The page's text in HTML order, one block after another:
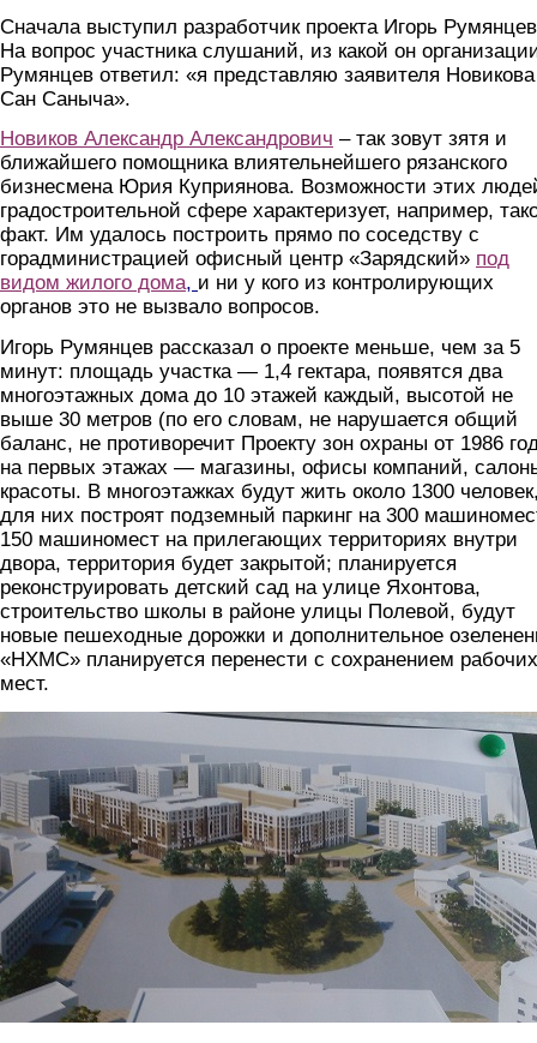
Сначала выступил разработчик проекта Игорь
На вопрос участника слушаний, из какой он
Румянцев ответил: «я представляю заявителя Новикова
Сан Саныча».
Новиков Александр Александрович – так зовут зятя и
ближайшего помощника влиятельнейшего рязанского
бизнесмена Юрия Куприянова. Возможности этих
градостроительной сфере характеризует, например,
факт. Им удалось построить прямо по соседству с
горадминистрацией офисный центр «Зарядский» под
видом жилого дома, и ни у кого из контролирующих
органов это не вызвало вопросов.
Игорь Румянцев рассказал о проекте меньше, чем за 5
минут: площадь участка — 1,4 гектара, появятся два
многоэтажных дома до 10 этажей каждый, высотой не
выше 30 метров (по его словам, не нарушается общий
баланс, не противоречит Проекту зон охраны от 1986
на первых этажах — магазины, офисы компаний,
красоты. В многоэтажках будут жить около 1300
для них построят подземный паркинг на 300
150 машиномест на прилегающих территориях внутри
двора, территория будет закрытой; планируется
реконструировать детский сад на улице Яхонтова,
строительство школы в районе улицы Полевой, будут
новые пешеходные дорожки и дополнительное
«НХМС» планируется перенести с сохранением рабочих
мест.